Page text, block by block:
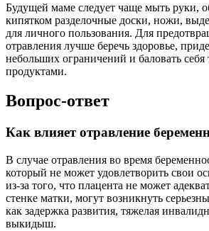
Будущей маме следует чаще мыть руки,
кипятком разделочные доски, ножи,
для личного пользования. Для
отравления лучше беречь здоровье,
небольших ограничений и баловать
продуктами.
Вопрос-ответ
Как влияет отравление
В случае отравления во время
который не может удовлетворить свои
из-за того, что плацента не может
стенке матки, могут возникнуть
как задержка развития, тяжелая
выкидыш.